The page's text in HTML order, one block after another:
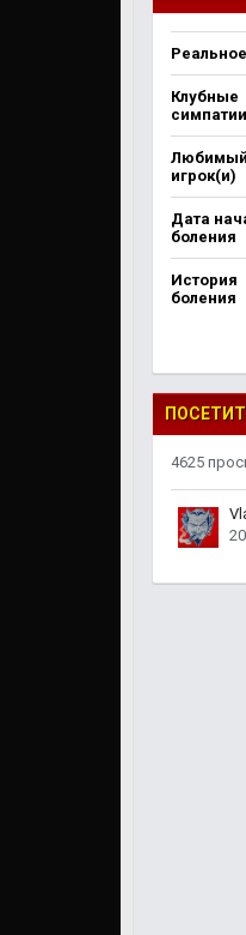
Клубные
симпатии
Любимый
игрок(и)
Дата
боления
История
боления
4625